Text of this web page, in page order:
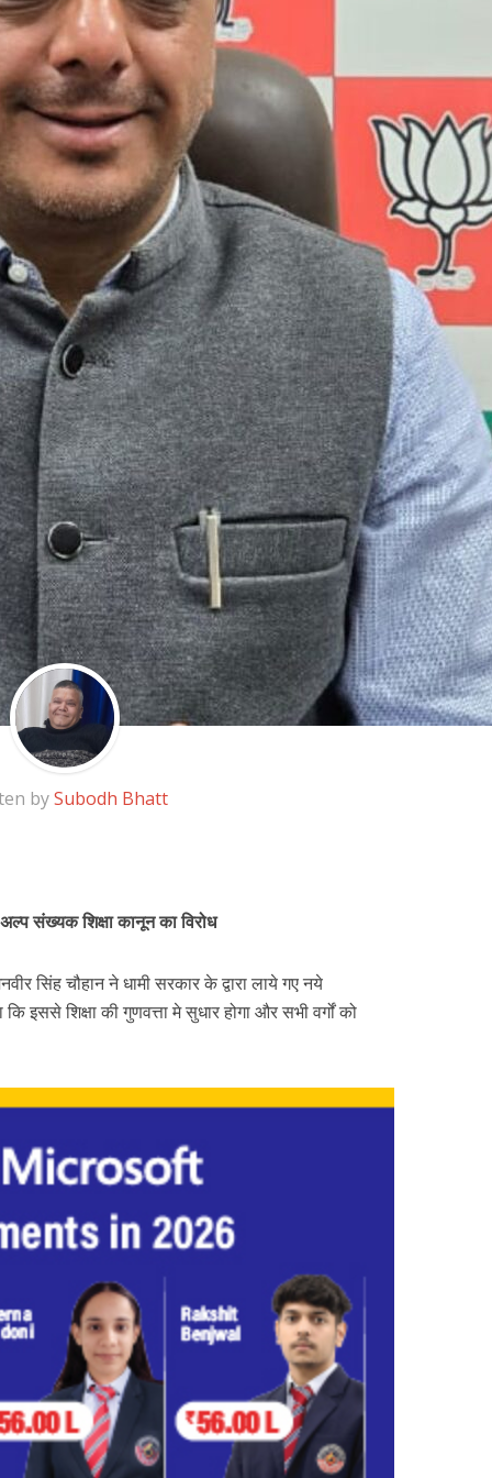
bySubodh Bhatt
संख्यक शिक्षा कानून का विरोध
सिंह चौहान ने धामी सरकार के द्वारा लाये गए नये
इससे शिक्षा की गुणवत्ता मे सुधार होगा और सभी वर्गों को